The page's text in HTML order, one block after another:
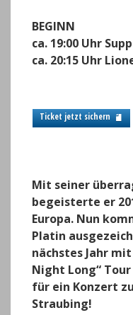
p
p o
k
BEGINN
ca. 19:00 Uhr
ca. 20:15 Uhr
Ticket jetzt sichern
Mit seiner
begeisterte er
Europa. Nun
Platin
nächstes Jahr
Night Long“
für ein Konzert
Straubing!